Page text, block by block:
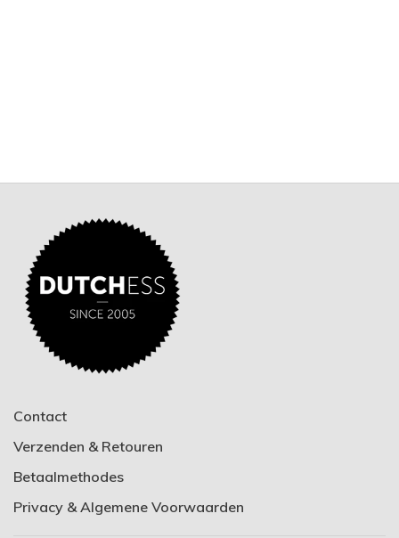
Contact
Verzenden & Retouren
Betaalmethodes
Privacy & Algemene Voorwaarden